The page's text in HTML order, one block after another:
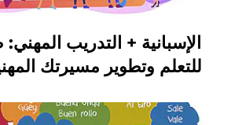
الإسبانية + التدريب
للتعلم وتطوير مسيرتك